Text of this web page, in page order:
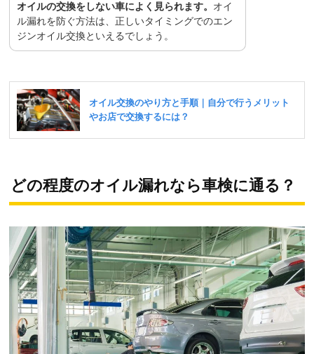
オイルの交換をしない車によく見られます。 オイ
ル漏れを防ぐ方法は、正しいタイミングでのエン
ジンオイル交換といえるでしょう。
どの程度のオイル漏れなら車検に通る？